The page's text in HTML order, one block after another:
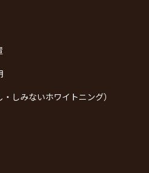
しみないホワイトニング）